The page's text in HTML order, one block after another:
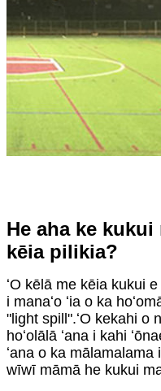
He aha ke kukui
kēia pilikia?
ʻO kēlā me kēia kukui
i manaʻo ʻia o ka
"light spill".ʻO kekahi o
hoʻolālā ʻana i kahi
ʻana o ka mālamalama
wīwī māmā he kukui